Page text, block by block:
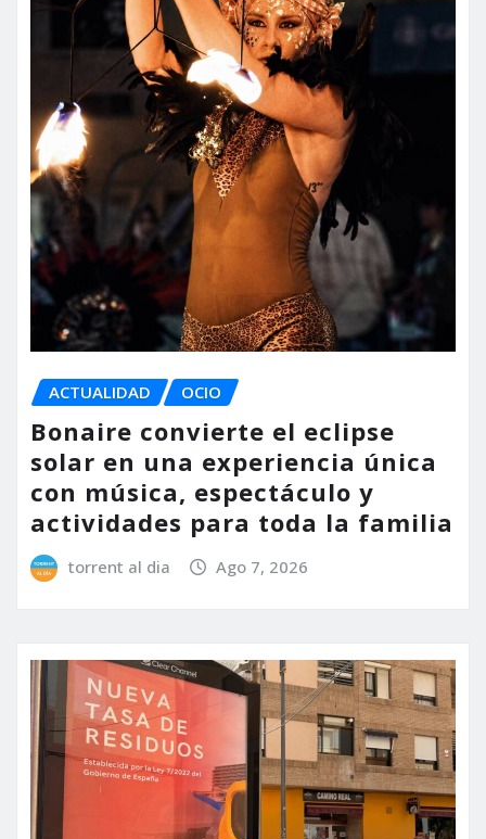
ACTUALIDAD OCIO
Bonaire convierte el eclipse
solar en una experiencia única
con música, espectáculo y
actividades para toda la familia
torrent al dia Ago 7, 2026